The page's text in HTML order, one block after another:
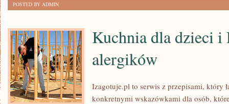
POSTED BY ADMIN
Kuchnia dla dzieci i
alergików
Izagotuje.pl to serwis z przepisami, który
konkretnymi wskazówkami dla osób,